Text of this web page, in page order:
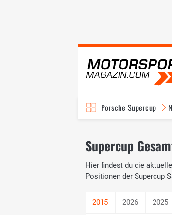
Porsche Supercup
Supercup
Hier findest du die
Positionen der Supercup
2026 2025